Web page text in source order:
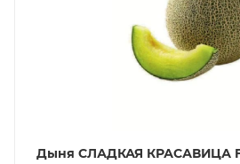
Дыня СЛАДКАЯ КРАСАВИЦА